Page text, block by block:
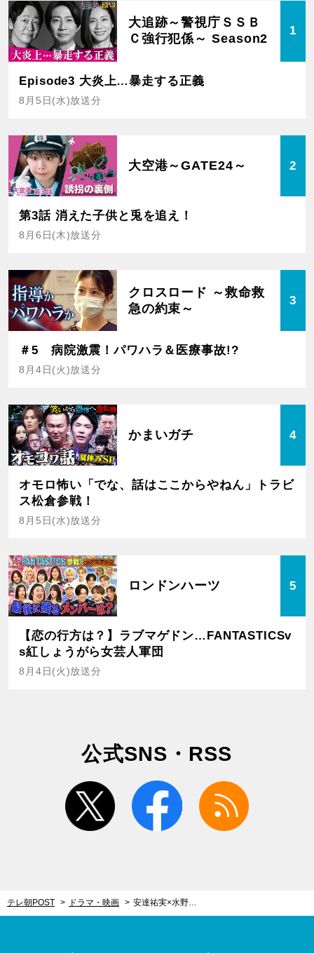
大追跡～警視庁ＳＳＢ
Ｃ強行犯係～ Season2
1
Episode3 大炎上…暴走する正義
8月5日(水)放送分
大空港～GATE24～ 2
第3話 消えた子供と兎を追え！
8月6日(木)放送分
クロスロード ～救命救
急の約束～
3
＃5 病院激震！パワハラ＆医療事故!?
8月4日(火)放送分
かまいガチ 4
オモロ怖い「でな、話はここからやねん」トラビ
ス松倉参戦！
8月5日(水)放送分
ロンドンハーツ 5
【恋の行方は？】ラブマゲドン…FANTASTICSv
s紅しょうがら女芸人軍団
8月4日(火)放送分
公式SNS・RSS
twitter facebook
テレ朝POST ドラマ・映画 安達祐実×水野美紀×西田尚美、衝撃コスプレ！ミニスカ姿で“キャンディーズ”結成